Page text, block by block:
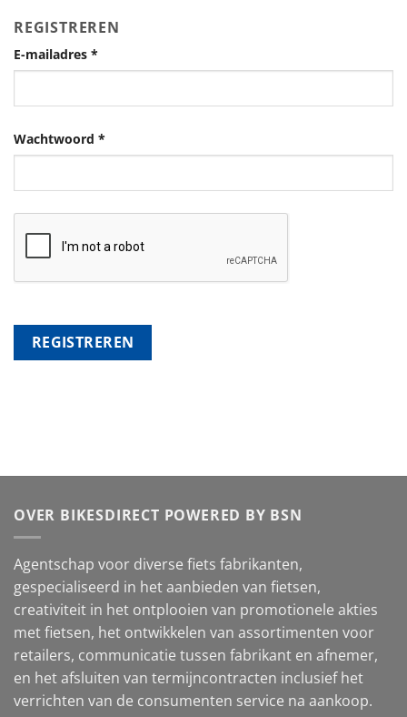
REGISTREREN
E-mailadres *
Wachtwoord *
REGISTREREN
OVER BIKESDIRECT POWERED BY BSN
Agentschap voor diverse fiets fabrikanten,
gespecialiseerd in het aanbieden van fietsen,
creativiteit in het ontplooien van promotionele akties
met fietsen, het ontwikkelen van assortimenten voor
retailers, communicatie tussen fabrikant en afnemer,
en het afsluiten van termijncontracten inclusief het
verrichten van de consumenten service na aankoop.